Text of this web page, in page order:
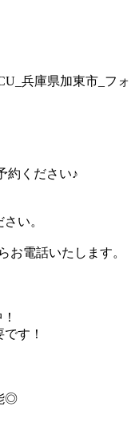
兵庫県加東市_フォ
約ください♪
い。
お電話いたします。
す！
◎